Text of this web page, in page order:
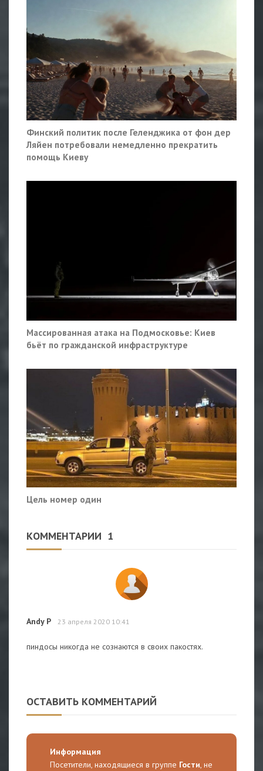
Финский политик после Геленджика от фон дер
Ляйен потребовали немедленно прекратить
помощь Киеву
Массированная атака на Подмосковье: Киев
бьёт по гражданской инфраструктуре
Цель номер один
КОММЕНТАРИИ 1
Andy P 23 апреля 2020 10:41
пиндосы никогда не сознаются в своих пакостях.
ОСТАВИТЬ КОММЕНТАРИЙ
Информация
Посетители, находящиеся в группе Гости, не